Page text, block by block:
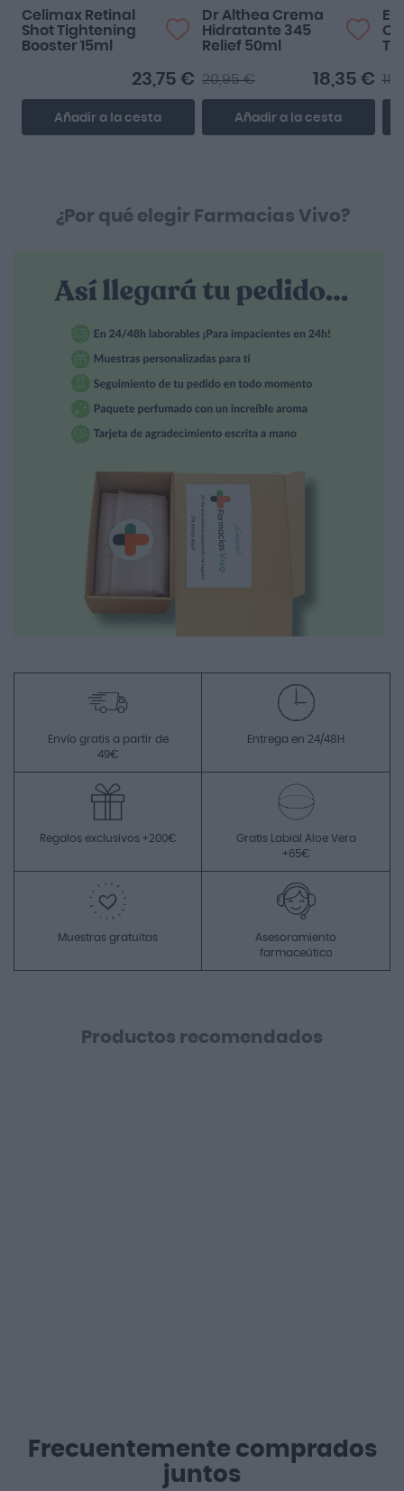
Celimax Retinal
Shot Tightening
Booster 15ml
23,75 €
Añadir a la cesta
Dr Althea Crema
Hidratante 345
Relief 50ml
18,35 €
20,95 €
Añadir a la cesta
¿Por qué elegir Farmacias Vivo?
Envío gratis a partir de
49€
Entrega en 24/48H
Regalos exclusivos +200€
Gratis Labial Aloe Vera
+65€
Muestras gratuitas
Asesoramiento
farmaceútico
Productos recomendados
Frecuentemente comprados
juntos